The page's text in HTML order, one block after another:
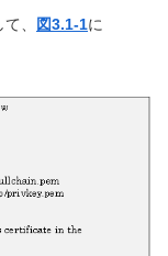
、 図3.1-1に